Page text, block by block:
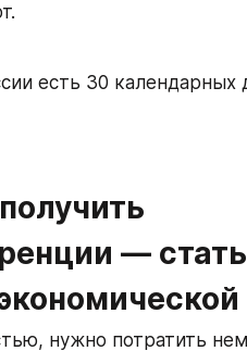
есть 30 календарных
— стать
нужно потратить